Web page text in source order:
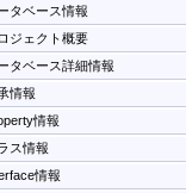
タベース情報
ジェクト概要
タベース詳細情報
情報
情報
ス情報
情報